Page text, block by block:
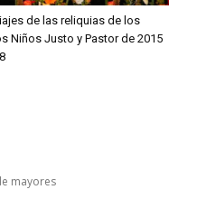
de las reliquias de los
Niños Justo y Pastor de 2015